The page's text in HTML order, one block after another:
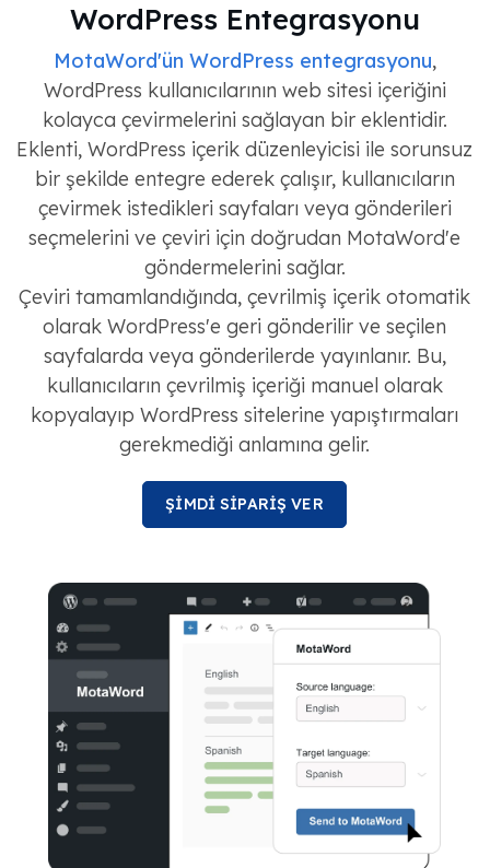
WordPress Entegrasyonu
MotaWord'ün WordPress entegrasyonu,
WordPress kullanıcılarının web sitesi içeriğini
kolayca çevirmelerini sağlayan bir eklentidir.
Eklenti, WordPress içerik düzenleyicisi ile sorunsuz
bir şekilde entegre ederek çalışır, kullanıcıların
çevirmek istedikleri sayfaları veya gönderileri
seçmelerini ve çeviri için doğrudan MotaWord'e
göndermelerini sağlar.
Çeviri tamamlandığında, çevrilmiş içerik otomatik
olarak WordPress'e geri gönderilir ve seçilen
sayfalarda veya gönderilerde yayınlanır. Bu,
kullanıcıların çevrilmiş içeriği manuel olarak
kopyalayıp WordPress sitelerine yapıştırmaları
gerekmediği anlamına gelir.
ŞİMDİ SİPARİŞ VER